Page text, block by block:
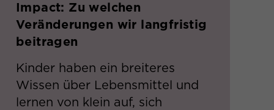
Impact:​ Zu welchen
Veränderungen wir langfristig
beitragen
Kinder haben ein breiteres
Wissen über Lebensmittel und
lernen von klein auf, sich